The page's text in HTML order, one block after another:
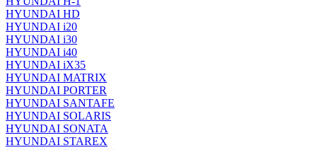
HYUNDAI HD
HYUNDAI i20
HYUNDAI i30
HYUNDAI i40
HYUNDAI iX35
HYUNDAI MATRIX
HYUNDAI PORTER
HYUNDAI SANTAFE
HYUNDAI SOLARIS
HYUNDAI SONATA
HYUNDAI STAREX